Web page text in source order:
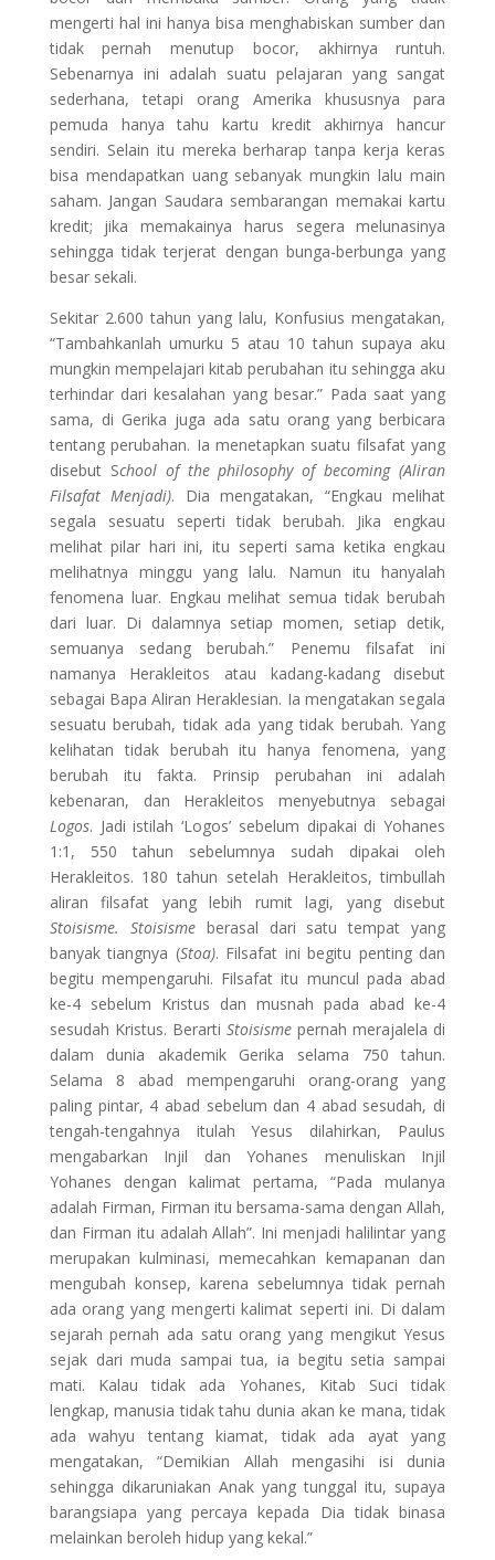
mengerti hal ini hanya bisa menghabiskan sumber dan
tidak pernah menutup bocor, akhirnya runtuh.
Sebenarnya ini adalah suatu pelajaran yang sangat
sederhana, tetapi orang Amerika khususnya para
pemuda hanya tahu kartu kredit akhirnya hancur
sendiri. Selain itu mereka berharap tanpa kerja keras
bisa mendapatkan uang sebanyak mungkin lalu main
saham. Jangan Saudara sembarangan memakai kartu
kredit; jika memakainya harus segera melunasinya
sehingga tidak terjerat dengan bunga-berbunga yang
besar sekali.
Sekitar 2.600 tahun yang lalu, Konfusius mengatakan,
“Tambahkanlah umurku 5 atau 10 tahun supaya aku
mungkin mempelajari kitab perubahan itu sehingga aku
terhindar dari kesalahan yang besar.” Pada saat yang
sama, di Gerika juga ada satu orang yang berbicara
tentang perubahan. Ia menetapkan suatu filsafat yang
disebut School of the philosophy of becoming (Aliran
Filsafat Menjadi). Dia mengatakan, “Engkau melihat
segala sesuatu seperti tidak berubah. Jika engkau
melihat pilar hari ini, itu seperti sama ketika engkau
melihatnya minggu yang lalu. Namun itu hanyalah
fenomena luar. Engkau melihat semua tidak berubah
dari luar. Di dalamnya setiap momen, setiap detik,
semuanya sedang berubah.” Penemu filsafat ini
namanya Herakleitos atau kadang-kadang disebut
sebagai Bapa Aliran Heraklesian. Ia mengatakan segala
sesuatu berubah, tidak ada yang tidak berubah. Yang
kelihatan tidak berubah itu hanya fenomena, yang
berubah itu fakta. Prinsip perubahan ini adalah
kebenaran, dan Herakleitos menyebutnya sebagai
Logos. Jadi istilah ‘Logos’ sebelum dipakai di Yohanes
1:1, 550 tahun sebelumnya sudah dipakai oleh
Herakleitos. 180 tahun setelah Herakleitos, timbullah
aliran filsafat yang lebih rumit lagi, yang disebut
Stoisisme. Stoisismeberasal dari satu tempat yang
banyak tiangnya (Stoa). Filsafat ini begitu penting dan
begitu mempengaruhi. Filsafat itu muncul pada abad
ke-4 sebelum Kristus dan musnah pada abad ke-4
sesudah Kristus. Berarti Stoisisme pernah merajalela di
dalam dunia akademik Gerika selama 750 tahun.
Selama 8 abad mempengaruhi orang-orang yang
paling pintar, 4 abad sebelum dan 4 abad sesudah, di
tengah-tengahnya itulah Yesus dilahirkan, Paulus
mengabarkan Injil dan Yohanes menuliskan Injil
Yohanes dengan kalimat pertama, “Pada mulanya
adalah Firman, Firman itu bersama-sama dengan Allah,
dan Firman itu adalah Allah”. Ini menjadi halilintar yang
merupakan kulminasi, memecahkan kemapanan dan
mengubah konsep, karena sebelumnya tidak pernah
ada orang yang mengerti kalimat seperti ini. Di dalam
sejarah pernah ada satu orang yang mengikut Yesus
sejak dari muda sampai tua, ia begitu setia sampai
mati. Kalau tidak ada Yohanes, Kitab Suci tidak
lengkap, manusia tidak tahu dunia akan ke mana, tidak
ada wahyu tentang kiamat, tidak ada ayat yang
mengatakan, “Demikian Allah mengasihi isi dunia
sehingga dikaruniakan Anak yang tunggal itu, supaya
barangsiapa yang percaya kepada Dia tidak binasa
melainkan beroleh hidup yang kekal.”